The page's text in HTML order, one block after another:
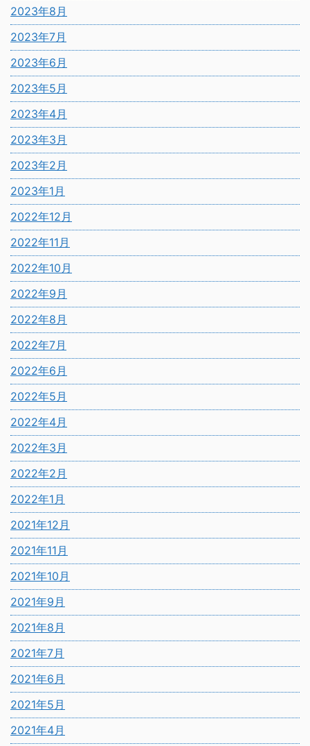
2023年8月
2023年7月
2023年6月
2023年5月
2023年4月
2023年3月
2023年2月
2023年1月
2022年12月
2022年11月
2022年10月
2022年9月
2022年8月
2022年7月
2022年6月
2022年5月
2022年4月
2022年3月
2022年2月
2022年1月
2021年12月
2021年11月
2021年10月
2021年9月
2021年8月
2021年7月
2021年6月
2021年5月
2021年4月